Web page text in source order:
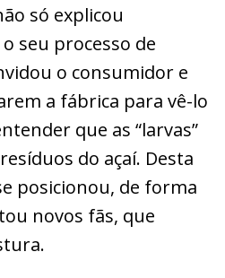
só explicou
seu processo de
o consumidor e
a fábrica para vê-lo
que as “larvas”
do açaí. Desta
posicionou, de forma
novos fãs, que